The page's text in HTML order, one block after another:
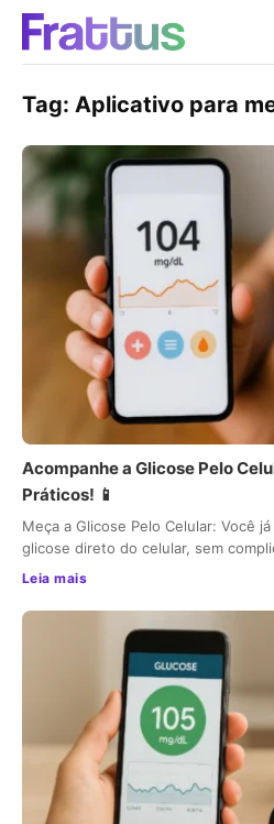
Tag: Aplicativo para
Acompanhe a Glicose Pelo
Práticos! 📱
Meça a Glicose Pelo Celular: Você
glicose direto do celular, sem
Leia mais